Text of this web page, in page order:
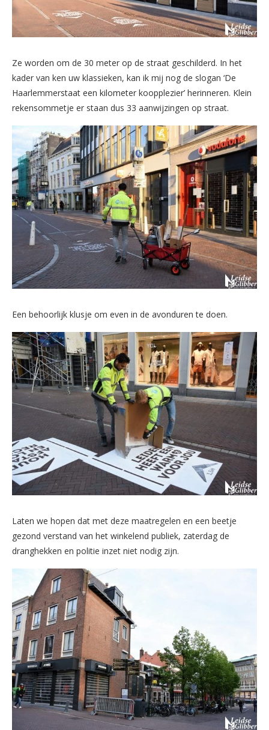
Ze worden om de 30 meter op de straat geschilderd. In het
kader van ken uw klassieken, kan ik mij nog de slogan ‘De
Haarlemmerstaat een kilometer koopplezier’ herinneren. Klein
rekensommetje er staan dus 33 aanwijzingen op straat.
Een behoorlijk klusje om even in de avonduren te doen.
Laten we hopen dat met deze maatregelen en een beetje
gezond verstand van het winkelend publiek, zaterdag de
dranghekken en politie inzet niet nodig zijn.